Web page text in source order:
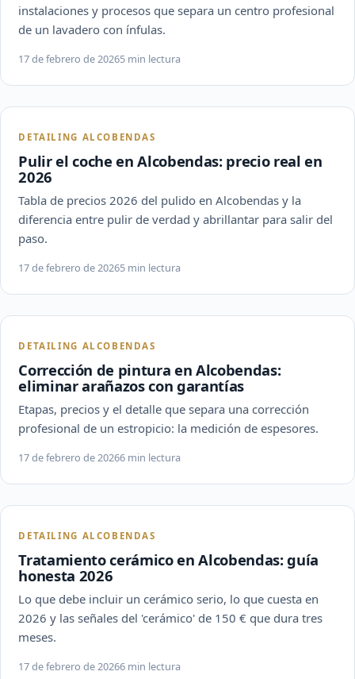
instalaciones y procesos que separa un centro profesional
de un lavadero con ínfulas.
17 de febrero de 20265 min lectura
DETAILING ALCOBENDAS
Pulir el coche en Alcobendas: precio real en
2026
Tabla de precios 2026 del pulido en Alcobendas y la
diferencia entre pulir de verdad y abrillantar para salir del
paso.
17 de febrero de 20265 min lectura
DETAILING ALCOBENDAS
Corrección de pintura en Alcobendas:
eliminar arañazos con garantías
Etapas, precios y el detalle que separa una corrección
profesional de un estropicio: la medición de espesores.
17 de febrero de 20266 min lectura
DETAILING ALCOBENDAS
Tratamiento cerámico en Alcobendas: guía
honesta 2026
Lo que debe incluir un cerámico serio, lo que cuesta en
2026 y las señales del 'cerámico' de 150 € que dura tres
meses.
17 de febrero de 20266 min lectura